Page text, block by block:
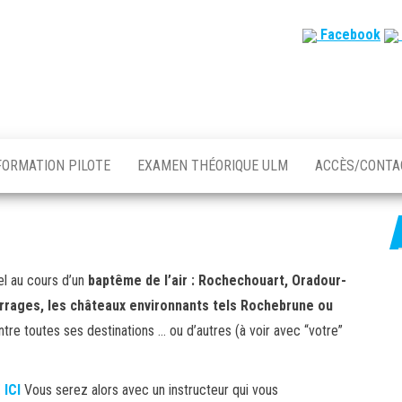
Facebook
PILOTE EXAMEN THÉORIQUE ULM ACCÈS/
au cours d’un baptême de l’air : Rochechouart, Oradour-
les châteaux environnants tels Rochebrune ou
toutes ses destinations … ou d’autres (à voir avec “votre”
ICI Vous serez alors avec un instructeur qui vous